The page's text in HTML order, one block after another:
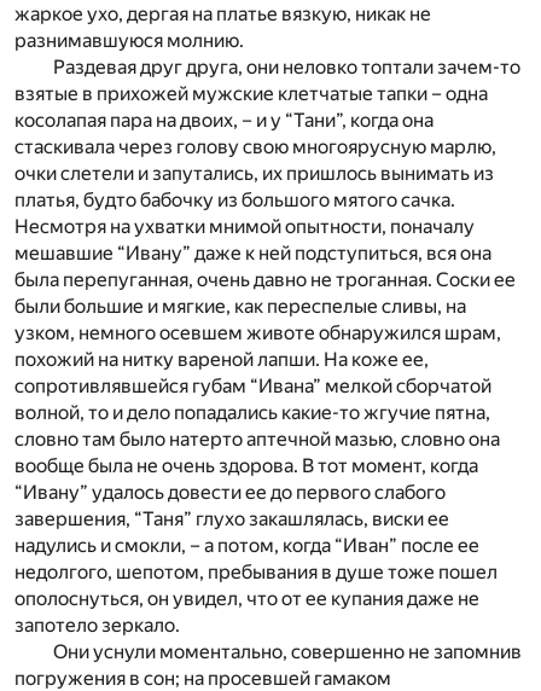
жаркое ухо, дергая на платье вязкую, никак не
разнимавшуюся молнию.
Раздевая друг друга, они неловко топтали зачем-то
взятые в прихожей мужские клетчатые тапки – одна
косолапая пара на двоих, – и у “Тани”, когда она
стаскивала через голову свою многоярусную марлю,
очки слетели и запутались, их пришлось вынимать из
платья, будто бабочку из большого мятого сачка.
Несмотря на ухватки мнимой опытности, поначалу
мешавшие “Ивану” даже к ней подступиться, вся она
была перепуганная, очень давно не троганная. Соски ее
были большие и мягкие, как переспелые сливы, на
узком, немного осевшем животе обнаружился шрам,
похожий на нитку вареной лапши. На коже ее,
сопротивлявшейся губам “Ивана” мелкой сборчатой
волной, то и дело попадались какие-то жгучие пятна,
словно там было натерто аптечной мазью, словно она
вообще была не очень здорова. В тот момент, когда
“Ивану” удалось довести ее до первого слабого
завершения, “Таня” глухо закашлялась, виски ее
надулись и смокли, – а потом, когда “Иван” после ее
недолгого, шепотом, пребывания в душе тоже пошел
ополоснуться, он увидел, что от ее купания даже не
запотело зеркало.
Они уснули моментально, совершенно не запомнив
погружения в сон; на просевшей гамаком